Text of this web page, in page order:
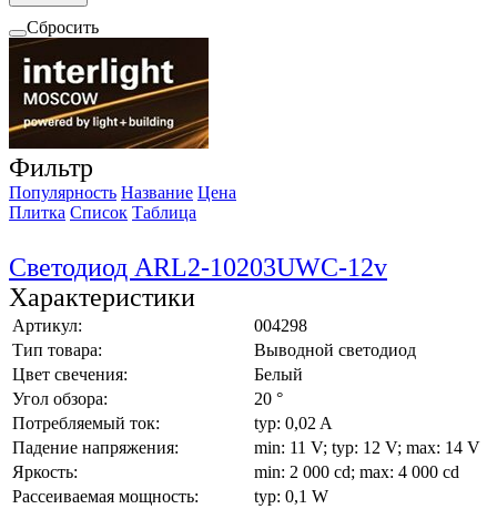
Сбросить
Фильтр
Популярность Название Цена
Плитка Список Таблица
Светодиод ARL2-10203UWC-12v
Характеристики
Артикул:
004298
Тип товара:
Выводной светодиод
Цвет свечения:
Белый
Угол обзора:
20 °
Потребляемый ток:
typ: 0,02 A
Падение напряжения:
min: 11 V; typ: 12 V; max: 14 V
Яркость:
min: 2 000 cd; max: 4 000 cd
Рассеиваемая мощность:
typ: 0,1 W